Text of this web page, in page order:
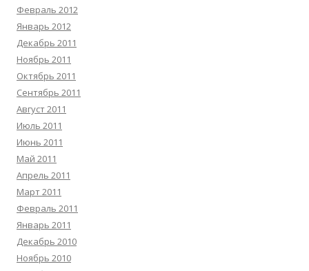
Февраль 2012
Январь 2012
Декабрь 2011
Ноябрь 2011
Октябрь 2011
Сентябрь 2011
Август 2011
Июль 2011
Июнь 2011
Май 2011
Апрель 2011
Март 2011
Февраль 2011
Январь 2011
Декабрь 2010
Ноябрь 2010